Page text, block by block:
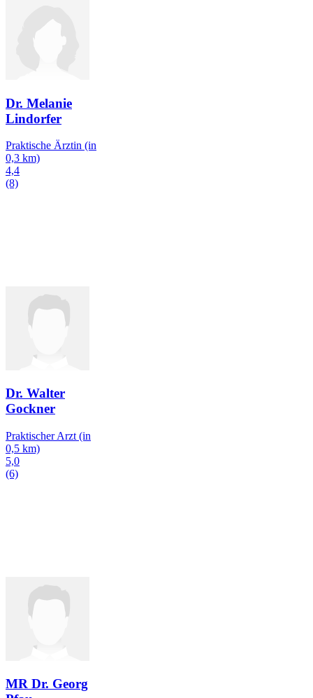
Dr. Melanie
Lindorfer
Praktische Ärztin (in
0,3 km)
4,4
(8)
Dr. Walter
Gockner
Praktischer Arzt (in
0,5 km)
5,0
(6)
MR Dr. Georg